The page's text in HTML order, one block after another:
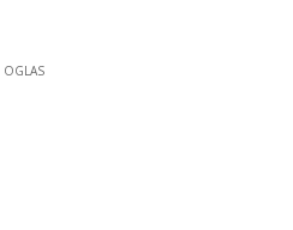
OGLAS